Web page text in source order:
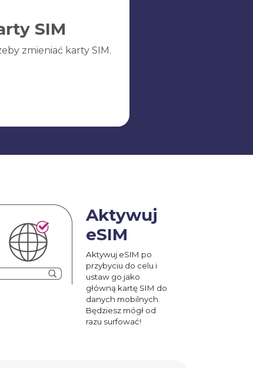
SIM
zmieniać karty SIM.
Aktywuj
eSIM
Aktywuj eSIM po
przybyciu do celu i
ustaw go jako
główną kartę SIM do
danych mobilnych.
Będziesz mógł od
razu surfować!